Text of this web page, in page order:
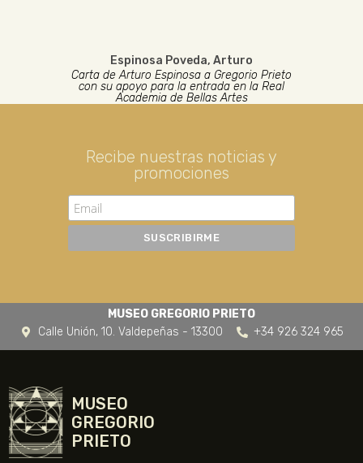
Espinosa Poveda, Arturo
Carta de Arturo Espinosa a Gregorio Prieto
con su apoyo para la entrada en la Real
Academia de Bellas Artes
Recibe nuestras noticias y
promociones
MUSEO GREGORIO PRIETO
Calle Unión, 10. Valdepeñas - 13300
+34 926 324 965
MUSEO
GREGORIO
PRIETO